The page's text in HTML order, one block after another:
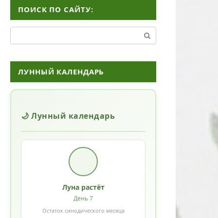
ПОИСК ПО САЙТУ:
ЛУННЫЙ КАЛЕНДАРЬ
🌙 Лунный календарь
Луна растёт
День 7
Остаток синодического месяца